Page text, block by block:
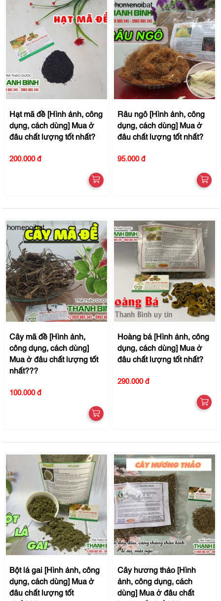
Hạt mã đề [Hình ảnh, công
dụng, cách dùng] Mua ở
đâu chất lượng tốt nhất?
200.000 đ
homenoibat
Râu ngô [Hình ảnh, công
dụng, cách dùng] Mua ở
đâu chất lượng tốt nhất?
95.000 đ
homenoibat
Cây mã đề [Hình ảnh,
công dụng, cách dùng]
Mua ở đâu chất lượng tốt
nhất???
100.000 đ
Hoàng bá [Hình ảnh, công
dụng, cách dùng] Mua ở
đâu chất lượng tốt nhất?
290.000 đ
Bột lá gai [Hình ảnh, công
dụng, cách dùng] Mua ở
đâu chất lượng tốt
Cây hương thảo [Hình
ảnh, công dụng, cách
dùng] Mua ở đâu chất